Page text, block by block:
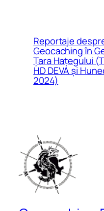
Reportaje
Geocaching în
Țara Hațegului
HD DEVA și
2024)